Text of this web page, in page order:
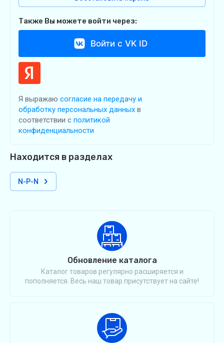
Также Вы можете войти через:
Войти с VK ID
Я выражаю согласие на передачу и
обработку персональных данных в
соответствии с политикой
конфиденциальности
Находится в разделах
N-P-N
Обновление каталога
Каталог товаров регулярно расширяется и
пополняется. Весь наш товар присутствует на сайте!